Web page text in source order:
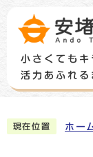
現在位置 ホー